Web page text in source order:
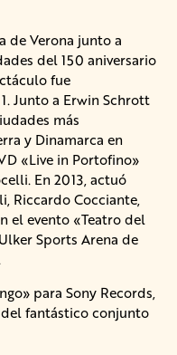
de Verona junto a
del 150 aniversario
fue
Junto a Erwin Schrott
más
y Dinamarca en
«Live in Portofino»
En 2013, actuó
Riccardo Cocciante,
el evento «Teatro del
Sports Arena de
para Sony Records,
fantástico conjunto